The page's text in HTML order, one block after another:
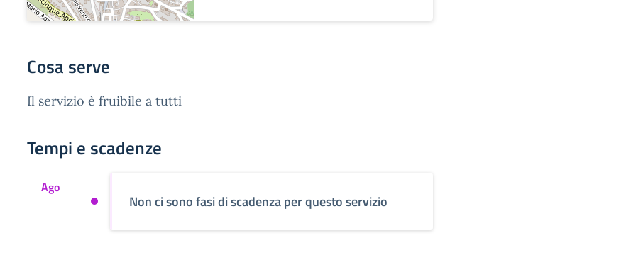
Cosa serve
Il servizio è fruibile a tutti
Tempi e scadenze
Non ci sono fasi di scadenza per questo servizio
Ago